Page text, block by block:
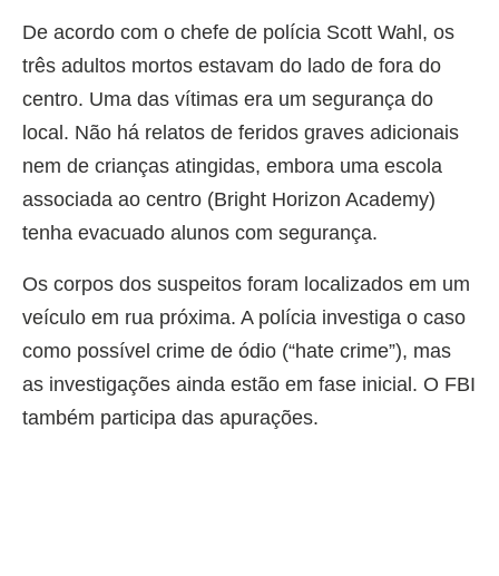
De acordo com o chefe de polícia Scott Wahl, os
três adultos mortos estavam do lado de fora do
centro. Uma das vítimas era um segurança do
local. Não há relatos de feridos graves adicionais
nem de crianças atingidas, embora uma escola
associada ao centro (Bright Horizon Academy)
tenha evacuado alunos com segurança.
Os corpos dos suspeitos foram localizados em um
veículo em rua próxima. A polícia investiga o caso
como possível crime de ódio (“hate crime”), mas
as investigações ainda estão em fase inicial. O FBI
também participa das apurações.